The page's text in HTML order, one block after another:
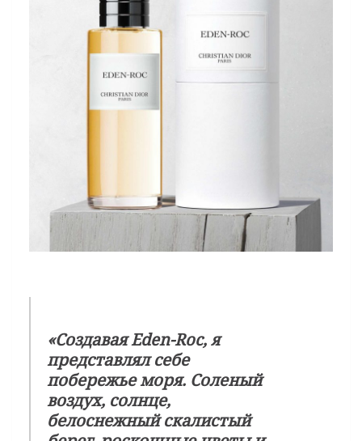
«Создавая Eden-Roc, я
представлял себе
побережье моря. Соленый
воздух, солнце,
белоснежный скалистый